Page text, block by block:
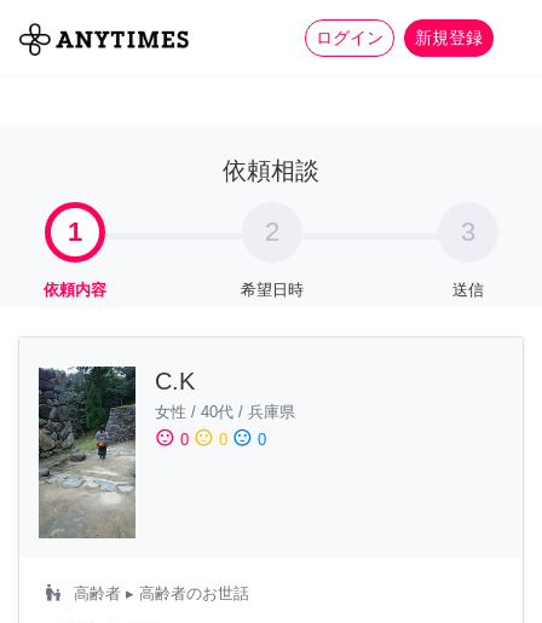
ログイン 新規登録
全て 家事 more_horiz
依頼相談
1
依頼内容
2
希望日時
3
送信
C.K
女性 / 40代 / 兵庫県
sentiment_satisfied 0 sentiment_neutral 0 sentiment_dissatisfied 0
escalator_warning 高齢者 ▸ 高齢者のお世話